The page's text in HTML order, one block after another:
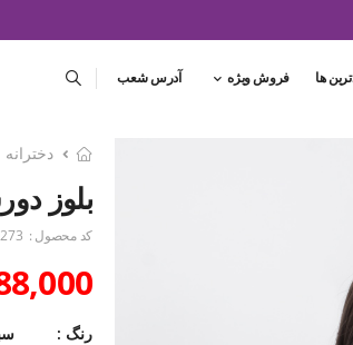
ها فروش ویژه آدرس شعب
دخترانه
بلوز
کد محصول :
رنگ :